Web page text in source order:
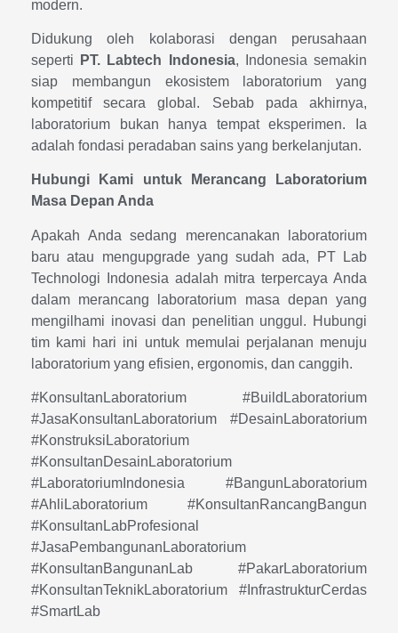
modern.
Didukung oleh kolaborasi dengan perusahaan
seperti
PT. Labtech Indonesia, Indonesia semakin
siap membangun ekosistem laboratorium yang
kompetitif secara global. Sebab pada akhirnya,
laboratorium bukan hanya tempat eksperimen. Ia
adalah fondasi peradaban sains yang berkelanjutan.
Hubungi Kami untuk Merancang Laboratorium
Masa Depan Anda
Apakah Anda sedang merencanakan laboratorium
baru atau mengupgrade yang sudah ada, PT Lab
Technologi Indonesia adalah mitra terpercaya Anda
dalam merancang laboratorium masa depan yang
mengilhami inovasi dan penelitian unggul. Hubungi
tim kami hari ini untuk memulai perjalanan menuju
laboratorium yang efisien, ergonomis, dan canggih.
#KonsultanLaboratorium #BuildLaboratorium
#JasaKonsultanLaboratorium #DesainLaboratorium
#KonstruksiLaboratorium
#KonsultanDesainLaboratorium
#LaboratoriumIndonesia #BangunLaboratorium
#AhliLaboratorium #KonsultanRancangBangun
#KonsultanLabProfesional
#JasaPembangunanLaboratorium
#KonsultanBangunanLab #PakarLaboratorium
#KonsultanTeknikLaboratorium #InfrastrukturCerdas
#SmartLab